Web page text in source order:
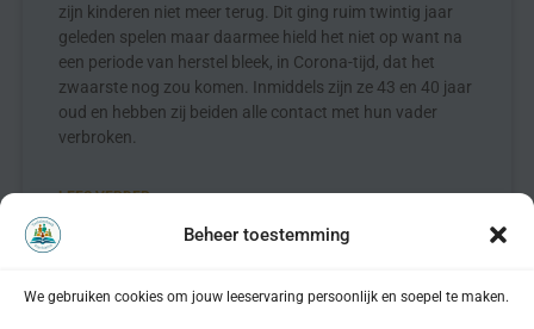
Beheer toestemming
We gebruiken cookies om jouw leeservaring persoonlijk en soepel te maken.
zijn kinderen niet meer terug. Dit ging ruim twintig jaar
geleden spelen maar daarmee hield het niet op want na
een periode van herstel bleek, in Corona-tijd, dat het
zwaarste nog zou komen. Inmiddels zijn ze 43 en 40 jaar
oud en hebben zij beiden alle contact met hun vader
verbroken.
LEES VERDER »